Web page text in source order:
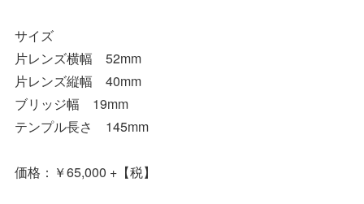
サイズ
片レンズ横幅 52mm
片レンズ縦幅 40mm
ブリッジ幅 19mm
テンプル長さ 145mm
価格：￥65,000 +【税】